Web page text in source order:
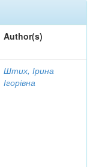
Author(s)
Штих, Ірина
Ігорівна